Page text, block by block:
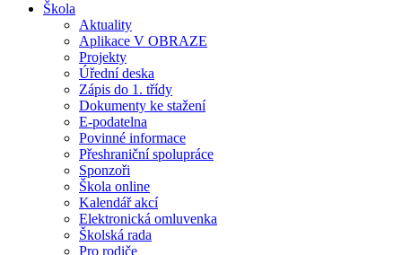
Škola
Aktuality
Aplikace V OBRAZE
Projekty
Úřední deska
Zápis do 1. třídy
Dokumenty ke stažení
E-podatelna
Povinné informace
Přeshraniční spolupráce
Sponzoři
Škola online
Kalendář akcí
Elektronická omluvenka
Školská rada
Pro rodiče